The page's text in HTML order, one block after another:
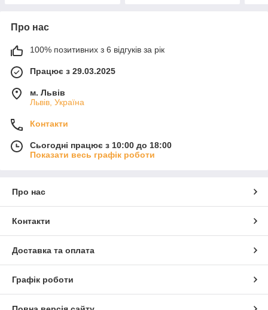
Про нас
100% позитивних з 6 відгуків за рік
Працює з 29.03.2025
м. Львів
Львів, Україна
Контакти
Сьогодні працює з 10:00 до 18:00
Показати весь графік роботи
Про нас
Контакти
Доставка та оплата
Графік роботи